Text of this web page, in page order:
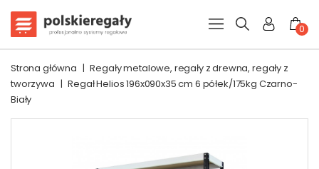
0
Strona główna | Regały metalowe, regały z drewna, regały z
tworzywa | Regał Helios 196x090x35 cm 6 półek/175kg Czarno-
Biały